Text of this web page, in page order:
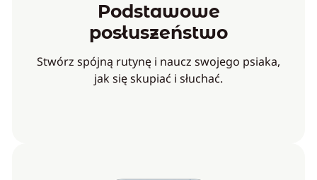
Podstawowe
posłuszeństwo
Stwórz spójną rutynę i naucz swojego psiaka,
jak się skupiać i słuchać.